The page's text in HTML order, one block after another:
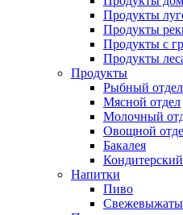
Продукты
Продукты
Продукты с
Продукты
Продукты
Рыбный отдел
Мясной отдел
Молочный
Овощной
Бакалея
Напитки
Пиво